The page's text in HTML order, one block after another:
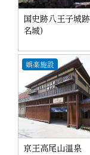
国史跡八王子城
名城)
娯楽施設
京王高尾山温泉